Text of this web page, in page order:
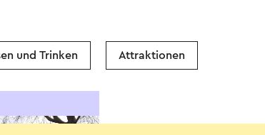
und Trinken Attraktionen